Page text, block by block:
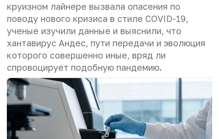
круизном лайнере вызвала опасения по
поводу нового кризиса в стиле COVID-19,
ученые изучили данные и выяснили, что
хантавирус Андес, пути передачи и эволюция
которого совершенно иные, вряд ли
спровоцирует подобную пандемию.